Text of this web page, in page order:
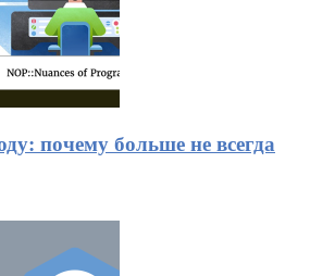
почему больше не всегда